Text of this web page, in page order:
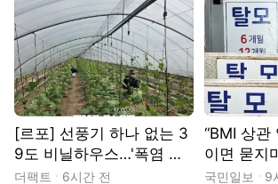
[르포] 선풍기 하나 없는 3
9도 비닐하우스…'폭염 악
몽' 꾸는 이주노동자
더팩트 6시간 전
“BMI 상관
이면 묻지
국민일보 9